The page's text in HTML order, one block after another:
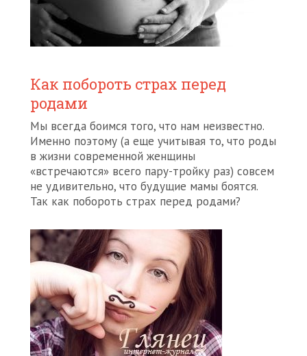
Как побороть страх перед
родами
Мы всегда боимся того, что нам неизвестно.
Именно поэтому (а еще учитывая то, что роды
в жизни современной женщины
«встречаются» всего пару-тройку раз) совсем
не удивительно, что будущие мамы боятся.
Так как побороть страх перед родами?